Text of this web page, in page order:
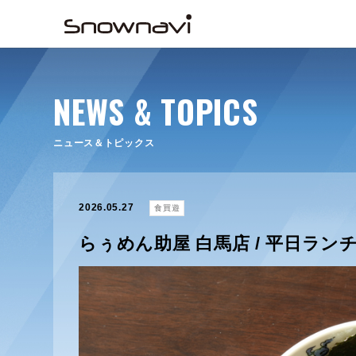
NEWS & TOPICS
ニュース＆トピックス
2026.05.27 食買遊
らぅめん助屋 白馬店 / 平日ラン